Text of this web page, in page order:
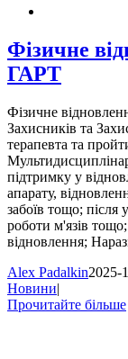
Фізичне
ГАРТ
Фізичне
Захисників та
терапевта та
підтримку у
апарату,
забоїв тощо;
роботи м'язів
відновлення;
Alex Padalkin2025-
Новини|
Прочитайте більше